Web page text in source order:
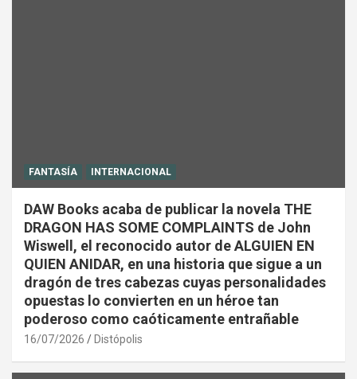
FANTASÍA INTERNACIONAL
DAW Books acaba de publicar la novela THE
DRAGON HAS SOME COMPLAINTS de John
Wiswell, el reconocido autor de ALGUIEN EN
QUIEN ANIDAR, en una historia que sigue a un
dragón de tres cabezas cuyas personalidades
opuestas lo convierten en un héroe tan
poderoso como caóticamente entrañable
16/07/2026 Distópolis